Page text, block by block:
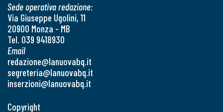
Sede operativa redazione:
Via Giuseppe Ugolini, 11
20900 Monza - MB
Tel. 039 9418930
Email
redazione@lanuovabq.it
segreteria@lanuovabq.it
inserzioni@lanuovabq.it
Copyright